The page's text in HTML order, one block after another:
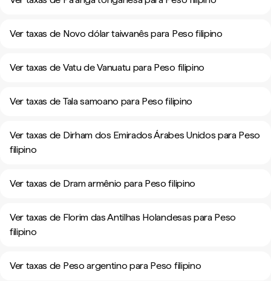
Ver taxas de Novo dólar taiwanês para Peso filipino
Ver taxas de Vatu de Vanuatu para Peso filipino
Ver taxas de Tala samoano para Peso filipino
Ver taxas de Dirham dos Emirados Árabes Unidos para Peso
filipino
Ver taxas de Dram armênio para Peso filipino
Ver taxas de Florim das Antilhas Holandesas para Peso
filipino
Ver taxas de Peso argentino para Peso filipino